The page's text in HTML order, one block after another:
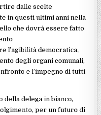
dalle scelte
in questi ultimi anni nella
che dovrà essere fatto
l’agibilità democratica,
degli organi comunali,
e l’impegno di tutti
della delega in bianco,
per un futuro di